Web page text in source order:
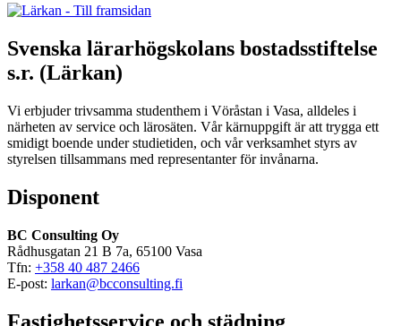
Svenska lärarhögskolans bostadsstiftelse
s.r. (Lärkan)
Vi erbjuder trivsamma studenthem i Vöråstan i Vasa, alldeles i
närheten av service och lärosäten. Vår kärnuppgift är att trygga ett
smidigt boende under studietiden, och vår verksamhet styrs av
styrelsen tillsammans med representanter för invånarna.
Disponent
BC Consulting Oy
Rådhusgatan 21 B 7a, 65100 Vasa
Tfn: +358 40 487 2466
E-post: larkan@bcconsulting.fi
Fastighetsservice och städning